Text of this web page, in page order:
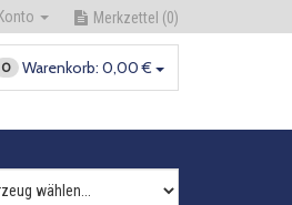
Merkzettel (0)
0 Warenkorb: 0,00 €